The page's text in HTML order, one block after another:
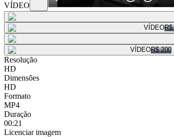
VÍDEO
VÍDEOR$
VÍDEOR$ 200
Resolução
HD
Dimensões
HD
Formato
MP4
Duração
00:21
Licenciar imagem